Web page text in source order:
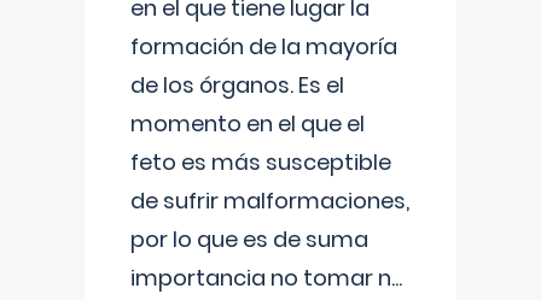
en el que tiene lugar la
formación de la mayoría
de los órganos. Es el
momento en el que el
feto es más susceptible
de sufrir malformaciones,
por lo que es de suma
importancia no tomar n...